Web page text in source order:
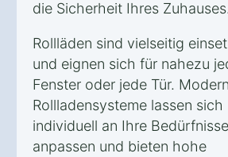
die Sicherheit Ihres Zuhauses.
Rollläden sind vielseitig
und eignen sich für nahezu
Fenster oder jede Tür.
Rollladensysteme lassen sich
individuell an Ihre Bedürfnisse
anpassen und bieten hohe